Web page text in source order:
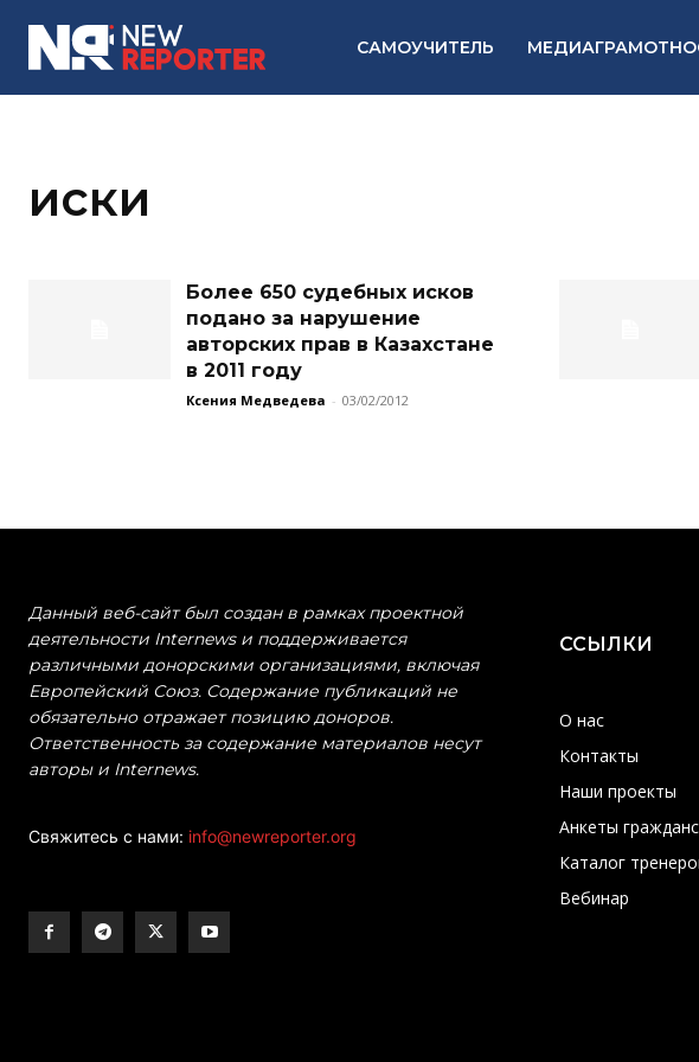
САМОУЧИТЕЛЬ
иски
Более 650 судебных исков
подано за нарушение
авторских прав в Казахстане
в 2011 году
Ксения Медведева - 03/02/2012
Данный веб-сайт был создан в рамках проектной
деятельности Internews и поддерживается
различными донорскими организациями, включая
Европейский Союз. Содержание публикаций не
обязательно отражает позицию доноров.
Ответственность за содержание материалов несут
авторы и Internews.
Свяжитесь с нами: info@newreporter.org
ССЫЛКИ
О нас
Контакты
Наши проекты
Анкеты
Каталог
Вебинар